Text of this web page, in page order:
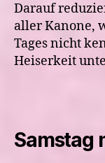
Darauf
aller Kanone,
Tages nicht
Heiserkeit
Samstag